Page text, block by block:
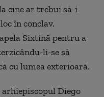
cine ar trebui să-i
în conclav.
Sixtină pentru a
li-se să
cu lumea exterioară.
Diego